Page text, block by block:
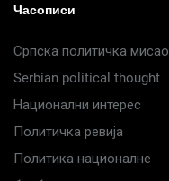
Часописи
Српска политичка мисао
Serbian political thought
Национални интерес
Политичка ревија
Политика националне